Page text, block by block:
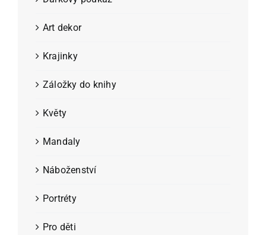
Art dekor
Krajinky
Záložky do knihy
Květy
Mandaly
Náboženství
Portréty
Pro děti